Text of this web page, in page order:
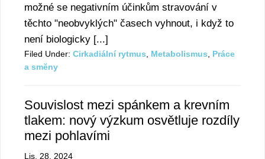
možné se negativním účinkům stravování v
těchto "neobvyklých" časech vyhnout, i když to
není biologicky [...]
Filed Under: Cirkadiální rytmus, Metabolismus, Práce
a smĕny
Souvislost mezi spánkem a krevním
tlakem: nový výzkum osvětluje rozdíly
mezi pohlavími
Lis. 28, 2024